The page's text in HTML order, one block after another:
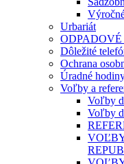
Urbariát
Dôležité
Ochrana
Úradné
Voľby a
Voľby
Voľby